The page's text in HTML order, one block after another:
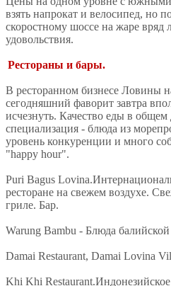
взять напрокат и велосипед, но
скоростному шоссе на жаре вряд
удовольствия.
Рестораны и бары.
В ресторанном бизнесе Ловины
сегодняшний фаворит завтра
исчезнуть. Качество еды в
специализация - блюда из
уровень конкуренции и много
"happy hour".
Puri Bagus
ресторане на свежем воздухе.
гриле. Бар.
Warung Bambu - Блюда
Damai Restaurant, Damai Lovina
Khi Khi